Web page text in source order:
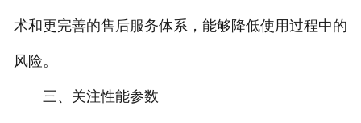
术和更完善的售后服务体系，能够降低使用过程中的
风险。
三、关注性能参数